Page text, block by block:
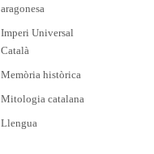
aragonesa
Imperi Universal
Català
Memòria històrica
Mitologia catalana
Llengua